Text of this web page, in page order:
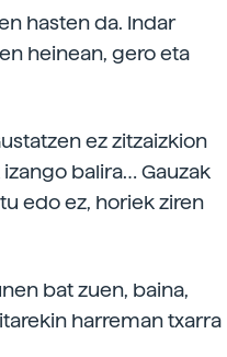
hasten da. Indar
heinean, gero eta
ez zitzaizkion
balira… Gauzak
edo ez, horiek ziren
bat zuen, baina,
harreman txarra